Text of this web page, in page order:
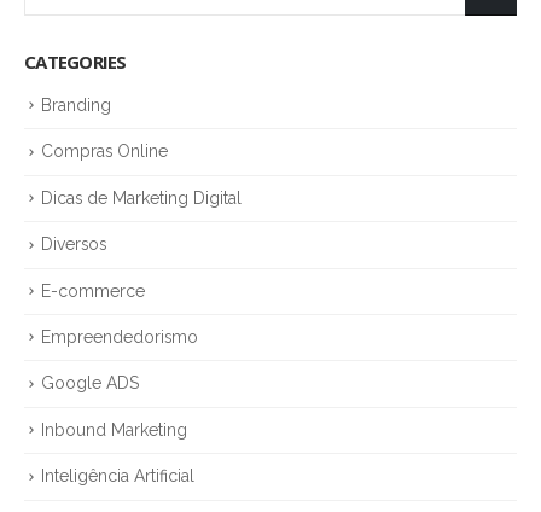
CATEGORIES
Branding
Compras Online
Dicas de Marketing Digital
Diversos
E-commerce
Empreendedorismo
Google ADS
Inbound Marketing
Inteligência Artificial